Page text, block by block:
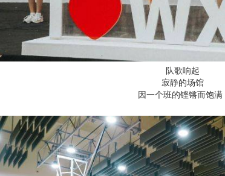
队歌响起
寂静的场馆
因一个班的铿锵而饱